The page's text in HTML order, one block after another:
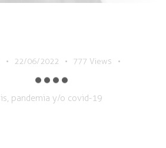
22/06/2022 777 Views
pandemia y/o covid-19